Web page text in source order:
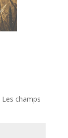
Les champs